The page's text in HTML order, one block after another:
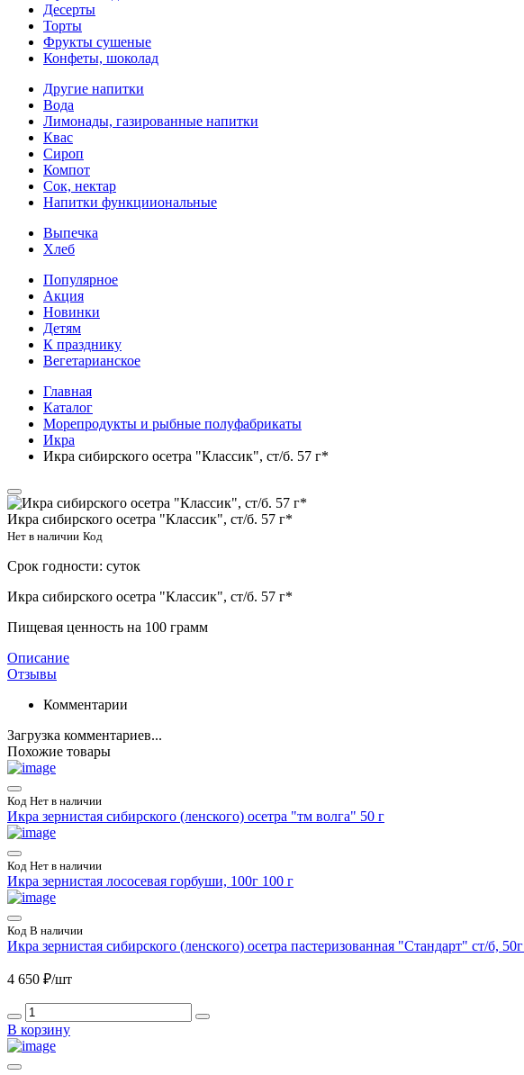
Десерты
Торты
Фрукты сушеные
Конфеты, шоколад
Другие напитки
Вода
Лимонады, газированные напитки
Квас
Сироп
Компот
Сок, нектар
Напитки функцииональные
Выпечка
Хлеб
Популярное
Акция
Новинки
Детям
К празднику
Вегетарианское
Главная
Каталог
Морепродукты и рыбные полуфабрикаты
Икра
Икра сибирского осетра "Классик", ст/б. 57 г*
Икра сибирского осетра "Классик", ст/б. 57 г*
Нет в наличии Код
Срок годности: суток
Икра сибирского осетра "Классик", ст/б. 57 г*
Пищевая ценность на 100 грамм
Описание
Отзывы
Комментарии
Загрузка комментариев...
Похожие товары
Код Нет в наличии
Икра зернистая сибирского (ленского) осетра "тм волга" 50 г
Код Нет в наличии
Икра зернистая лососевая горбуши, 100г 100 г
Код В наличии
Икра зернистая сибирского (ленского) осетра пастеризованная "Стандарт" ст/б, 50г
4 650 ₽/шт
В корзину